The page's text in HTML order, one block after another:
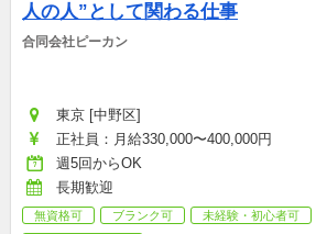
人の人”として関わる仕事
合同会社ピーカン
東京 [中野区]
正社員：月給330,000〜400,000円
週5回からOK
長期歓迎
無資格可 ブランク可 未経験・初心者可